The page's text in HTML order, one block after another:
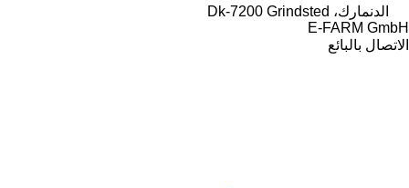
الدنمارك، Dk-7200 Grindsted
E-FARM GmbH
الاتصال بالبائع